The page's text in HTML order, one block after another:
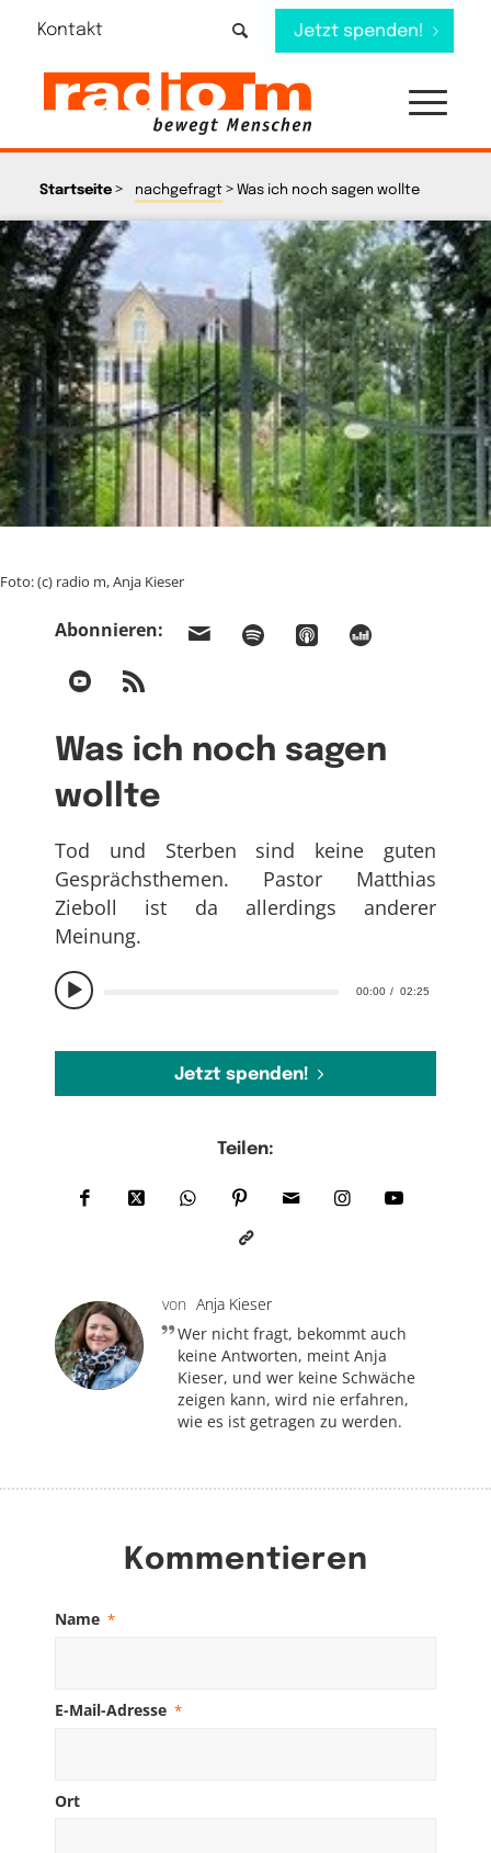
Kontakt Jetzt spenden!
Startseite> nachgefragt> Was ich noch sagen wollte
Foto: (c) radio m, Anja Kieser
Abonnieren:
Was ich noch sagen
wollte
00:00 02:25
Tod und Sterben sind keine guten
Gesprächsthemen. Pastor Matthias
Zieboll ist da allerdings anderer
Meinung.
Jetzt spenden!
Teilen:
von Anja Kieser
Wer nicht fragt, bekommt auch
keine Antworten, meint Anja
Kieser, und wer keine Schwäche
zeigen kann, wird nie erfahren,
wie es ist getragen zu werden.
Kommentieren
Name *
E-Mail-Adresse *
Ort